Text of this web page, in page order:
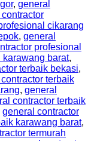
, general
cikarang
, general
profesional
karawang barat,
terbaik bekasi,
terbaik
, general
contractor terbaik
general contractor
karawang barat,
termurah